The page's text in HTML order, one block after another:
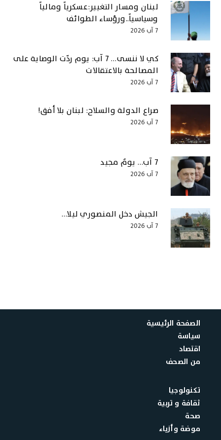
لبنان ومسار التغيير:عسكرياً ومالياً
وسياسياً..ورؤساء الطوائف
7 آب 2026
كي لا ننسى… 7 آب: يوم ردّت الوصاية على
المصالحة بالاعتقالات
7 آب 2026
صراع الدولة والسلاح: لبنان بلا أفق!
7 آب 2026
7 آب… يومٌ مجيد
7 آب 2026
الجيش دخل المنصوري ليلا…
7 آب 2026
الصفحة الرئيسية
سياسة
اقتصاد
من الصحف
تكنولوجيا
ثقافة و تربية
صحة
موضة وأزياء